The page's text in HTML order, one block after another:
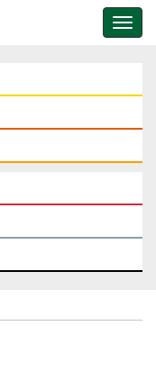
de